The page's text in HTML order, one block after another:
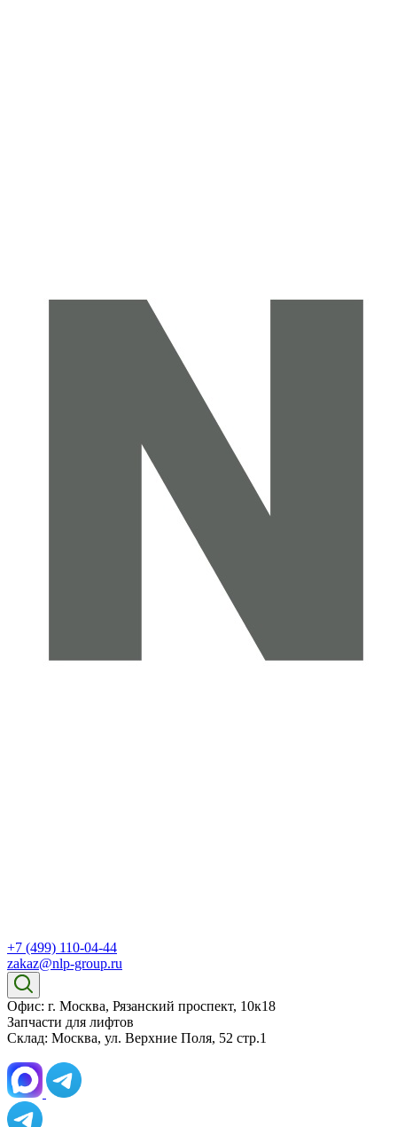
+7 (499) 110-04-44
zakaz@nlp-group.ru
Офис: г. Москва, Рязанский проспект, 10к18
Запчасти для лифтов
Склад: Москва, ул. Верхние Поля, 52 стр.1